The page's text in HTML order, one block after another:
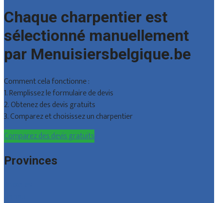
Chaque charpentier est
sélectionné manuellement
par Menuisiersbelgique.be
Comment cela fonctionne :
1. Remplissez le formulaire de devis
2. Obtenez des devis gratuits
3. Comparez et choisissez un charpentier
Comparez des devis gratuits
Provinces